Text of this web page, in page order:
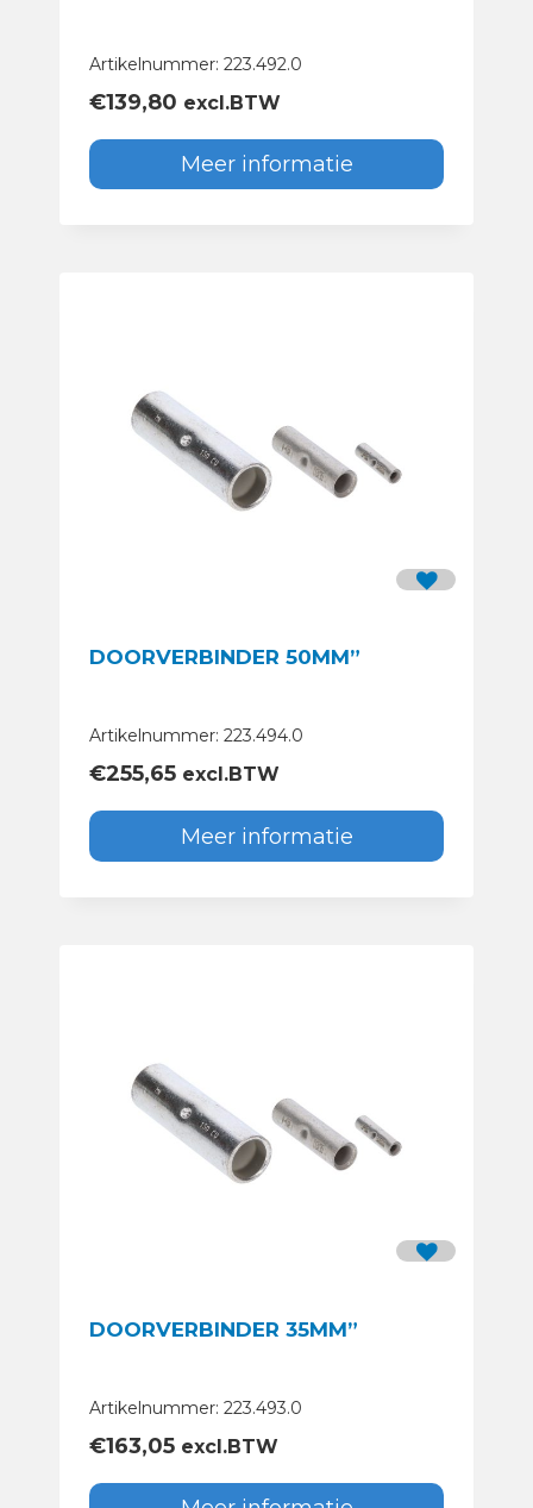
Artikelnummer: 223.492.0
€139,80 excl.BTW
Meer informatie
DOORVERBINDER 50MM”
Artikelnummer: 223.494.0
€255,65 excl.BTW
Meer informatie
DOORVERBINDER 35MM”
Artikelnummer: 223.493.0
€163,05 excl.BTW